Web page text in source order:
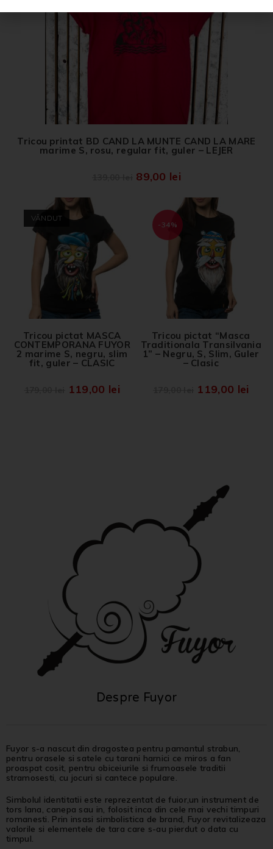
Tricou printat BD CAND LA MUNTE CAND LA MARE
marime S, rosu, regular fit, guler – LEJER
89,00 lei
VÂNDUT
Tricou pictat MASCA
CONTEMPORANA FUYOR
2 marime S, negru, slim
fit, guler – CLASIC
119,00 lei
-34%
Tricou pictat “Masca
Traditionala Transilvania
1” – Negru, S, Slim, Guler
– Clasic
119,00 lei
Despre Fuyor
Fuyor s-a nascut din dragostea pentru pamantul strabun,
pentru orasele si satele cu tarani harnici ce miros a fan
proaspat cosit, pentru obiceiurile si frumoasele traditii
stramosesti, cu jocuri si cantece populare.
Simbolul identitatii este reprezentat de fuior,un instrument de
tors lana, canepa sau in, folosit inca din cele mai vechi timpuri
romanesti. Prin insasi simbolistica de brand, Fuyor revitalizeaza
valorile si elementele de tara care s-au pierdut o data cu
timpul.